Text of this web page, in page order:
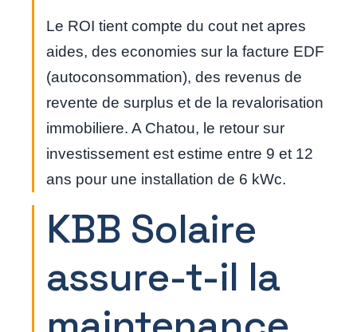
Le ROI tient compte du cout net apres
aides, des economies sur la facture EDF
(autoconsommation), des revenus de
revente de surplus et de la revalorisation
immobiliere. A Chatou, le retour sur
investissement est estime entre 9 et 12
ans pour une installation de 6 kWc.
KBB Solaire
assure-t-il la